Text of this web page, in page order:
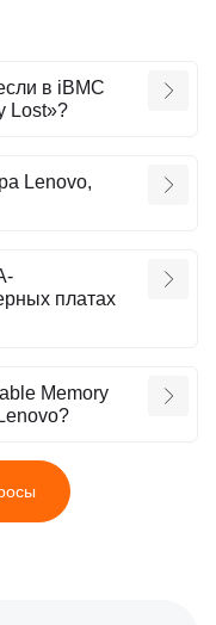
в iBMC
Lost»?
Lenovo,
платах
Memory